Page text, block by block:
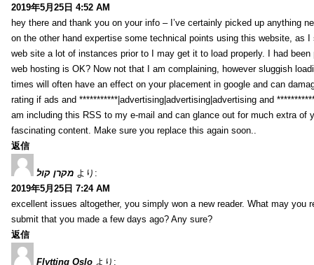
2019年5月25日 4:52 AM
hey there and thank you on your info – I’ve certainly picked up anything
on the other hand expertise some technical points using this website, as I
web site a lot of instances prior to I may get it to load properly. I had
web hosting is OK? Now not that I am complaining, however sluggish
times will often have an effect on your placement in google and can
rating if ads and ***********|advertising|advertising|advertising and
am including this RSS to my e-mail and can glance out for much extra of
fascinating content. Make sure you replace this again soon..
返信
מקרן קול より:
2019年5月25日 7:24 AM
excellent issues altogether, you simply won a new reader. What may you
submit that you made a few days ago? Any sure?
返信
Flytting Oslo より: